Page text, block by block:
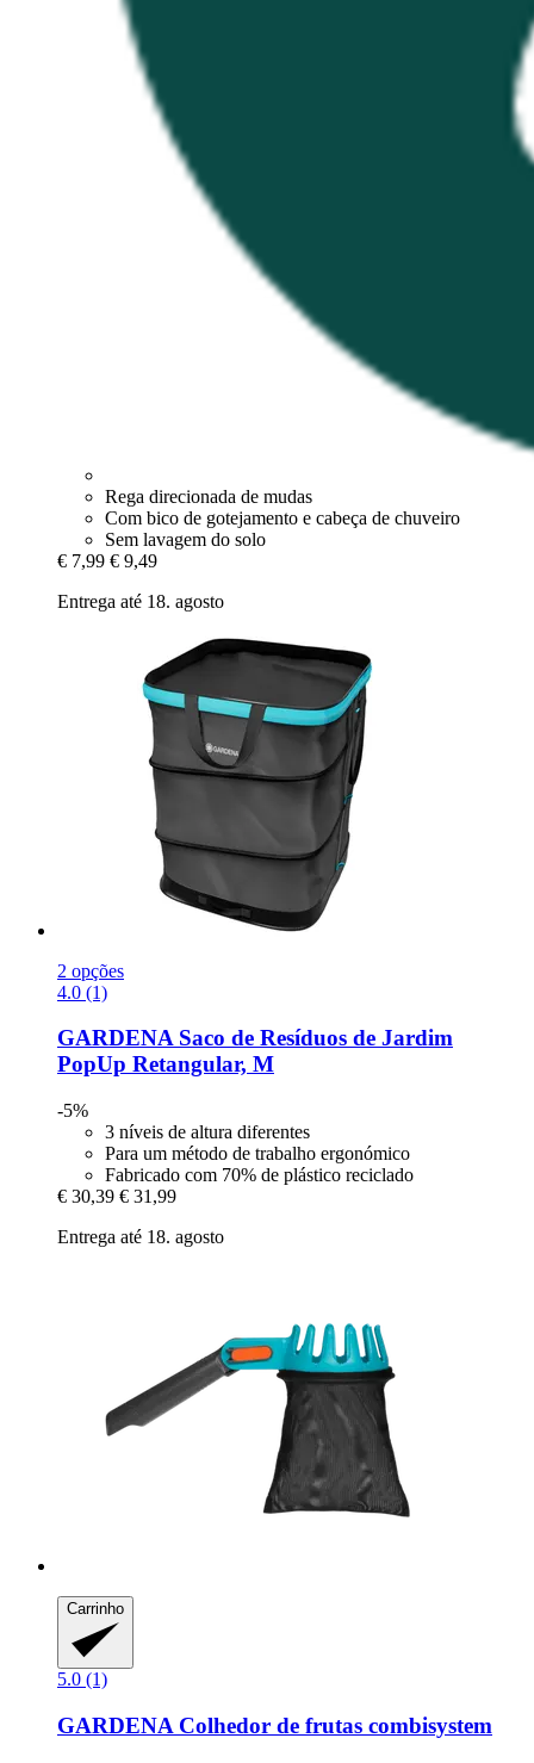
Rega direcionada de mudas
Com bico de gotejamento e cabeça de chuveiro
Sem lavagem do solo
€ 7,99 € 9,49
Entrega até 18. agosto
2 opções
4.0 (1)
GARDENASaco de Resíduos de Jardim
PopUp Retangular, M
-5%
3 níveis de altura diferentes
Para um método de trabalho ergonómico
Fabricado com 70% de plástico reciclado
€ 30,39 € 31,99
Entrega até 18. agosto
Carrinho
5.0 (1)
GARDENA Colhedor de frutas combisystem